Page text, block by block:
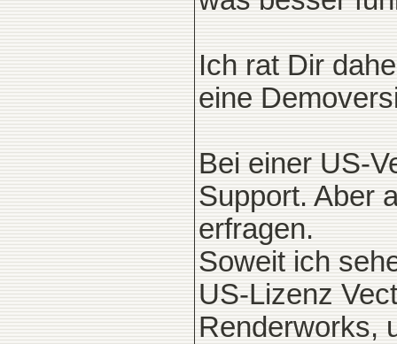
Ich rat Dir
eine
Bei einer US-
Support. Aber
erfragen.
Soweit ich
US-Lizenz
Renderworks,